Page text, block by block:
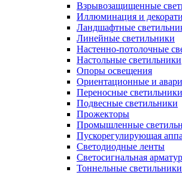
Взрывозащищенные
Иллюминация и
Ландшафтные
Линейные светильники
Настенно-потолочные
Настольные светильники
Опоры освещения
Ориентационные и
Переносные светильники
Подвесные светильники
Прожекторы
Промышленные
Пускорегулирующая
Светодиодные ленты
Светосигнальная
Тоннельные светильники